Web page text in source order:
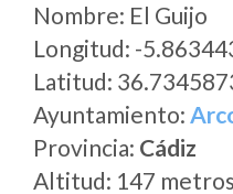
Nombre: El Guijo
Longitud: -
Latitud:
Ayuntamiento:
Provincia: Cádiz
Altitud: 147